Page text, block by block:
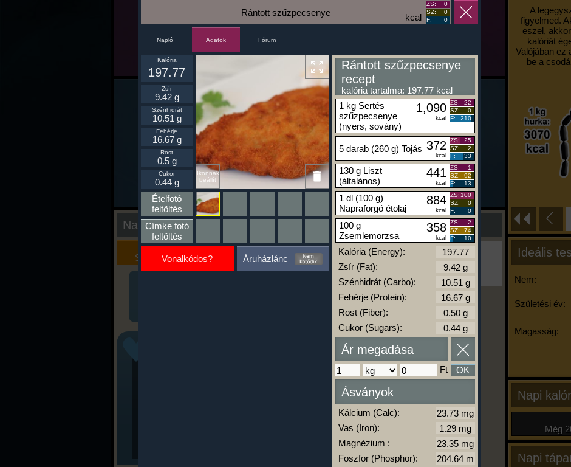
A
figyelmed.
eszel,
kalóriát
Valójában ez
be a
Ideális
Nem:
Születési év:
Magasság:
Napi
Még
Napi
Nap kiértékelése
Kalória
Szimulátor
Szöveges
Értékelés
Ha ma már nem eszel/sportolsz többet,
kattints a kiértékelésre!
A Kalória Szimulátor Prémium funkció.
kcal
Rántott szűzpecsenye
ZS:
0
SZ:
0
F:
0
Napló Adatok Fórum
Ikonnak
beállít
Kalória
197.77
Zsír
9.42 g
Szénhidrát
10.51 g
Fehérje
16.67 g
Rost
0.5 g
Cukor
0.44 g
Ételfotó
feltöltés
Címke fotó
feltöltés
Vonalkódos? Áruházlánc
Rántott szűzpecsenye
recept
kalória tartalma: 197.77 kcal
1 kg Sertés
szűzpecsenye
(nyers, sovány)
1,090
kcal
ZS:
22
SZ:
0
F:
210
5 darab (260 g) Tojás 372
kcal
ZS:
25
SZ:
2
F:
33
130 g Liszt
(általános)
441
kcal
ZS:
1
SZ:
92
F:
13
1 dl (100 g)
Napraforgó étolaj
884
kcal
ZS: 100
SZ:
0
F:
0
100 g
Zsemlemorzsa
358
kcal
ZS:
2
SZ:
74
F:
10
Kalória (Energy):
Zsír (Fat):
Szénhidrát (Carbo):
Fehérje (Protein):
Rost (Fiber):
Cukor (Sugars):
Ár megadása
Ft OK
Ásványok
Kálcium (Calc):
Vas (Iron):
Magnézium :
Foszfor (Phosphor):